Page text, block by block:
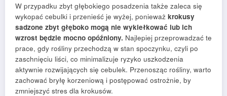
W przypadku zbyt głębokiego posadzenia także zaleca się
wykopać cebulki i przenieść je wyżej, ponieważ krokusy
sadzone zbyt głęboko mogą nie wykiełkować lub ich
wzrost będzie mocno opóźniony. Najlepiej przeprowadzać te
prace, gdy rośliny przechodzą w stan spoczynku, czyli po
zaschnięciu liści, co minimalizuje ryzyko uszkodzenia
aktywnie rozwijających się cebulek. Przenosząc rośliny, warto
zachować bryłę korzeniową i postępować ostrożnie, by
zmniejszyć stres dla krokusów.